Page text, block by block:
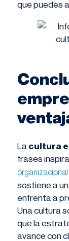
que puedes
La cultura
frases
organizacional
sostiene a
enfrenta a
Una cultura
que la
avance con